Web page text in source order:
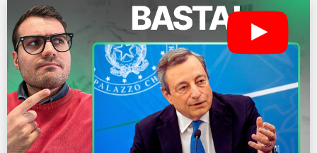
Education
Guide
Quotazioni
Conto IG
Guru Monitor
Stagionalità